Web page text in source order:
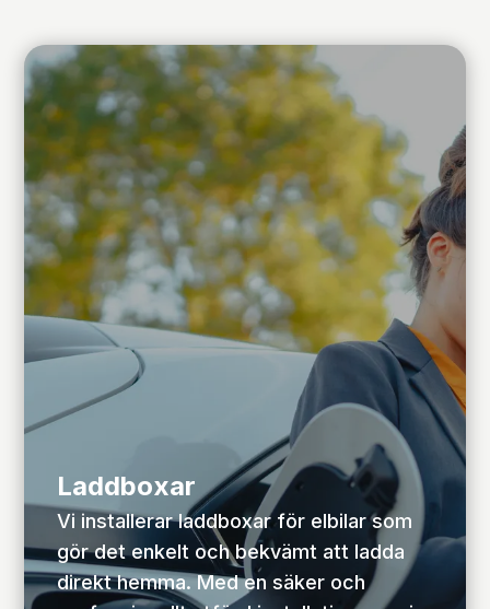
Laddboxar
Vi installerar laddboxar för elbilar som
gör det enkelt och bekvämt att ladda
direkt hemma. Med en säker och